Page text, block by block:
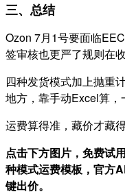
三、总结
Ozon 7月1号要面临
签审核也更严了规则在
四种发货模式加上抛重
地方，靠手动Excel算，
运费算得准，藏价才藏
点击下方图片，免费试
种模式运费模板，官方
键出价。